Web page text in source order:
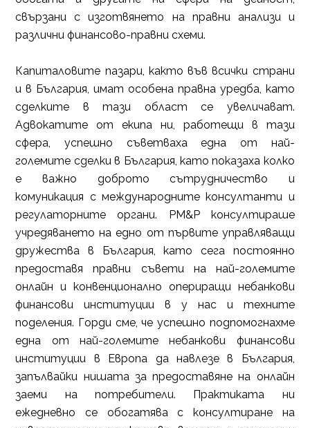
свързани с изготвянето на правни анализи и
различни финансово-правни схеми.
Капиталовите пазари, както във всички страни
и в България, имат особена правна уредба, като
сделките в тази област се увеличават.
Адвокатите от екипа ни, работещи в тази
сфера, успешно съветваха една от най-
големите сделки в България, като показаха колко
е важно доброто сътрудничество и
комуникация с международните консултанти и
регулаторните органи. PM&P консултираше
учредяването на едно от първите управляващи
дружества в България, като сега постоянно
предоставя правни съвети на най-големите
онлайн и конвенционално опериращи небанкови
финансови институции в у нас и техните
поделения. Горди сме, че успешно подпомогнахме
една от най-големите небанкови финансови
институции в Европа да навлезе в България,
запълвайки нишата за предоставяне на онлайн
заеми на потребители. Практиката ни
ежедневно се обогатява с консултиране на